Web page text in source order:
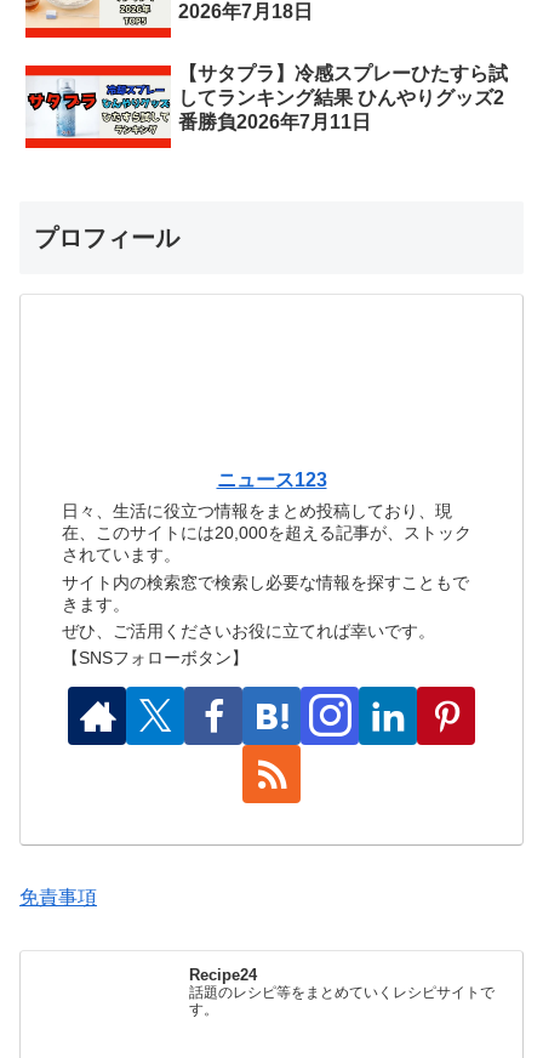
2026年7月18日
【サタプラ】冷感スプレーひたすら試
してランキング結果 ひんやりグッズ2
番勝負2026年7月11日
プロフィール
ニュース123
日々、生活に役立つ情報をまとめ投稿しており、現
在、このサイトには20,000を超える記事が、ストック
されています。
サイト内の検索窓で検索し必要な情報を探すこともで
きます。
ぜひ、ご活用くださいお役に立てれば幸いです。
【SNSフォローボタン】
免責事項
Recipe24
話題のレシピ等をまとめていくレシピサイトで
す。